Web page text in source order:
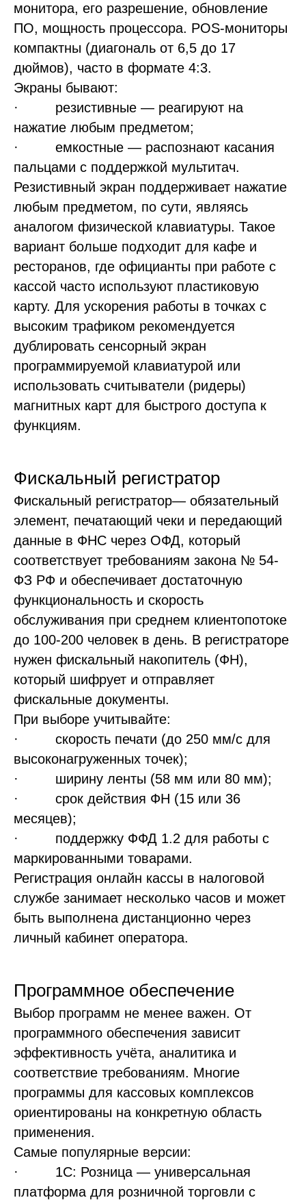
монитора, его разрешение, обновление
ПО, мощность процессора. POS-мониторы
компактны (диагональ от 6,5 до 17
дюймов), часто в формате 4:3.
Экраны бывают:
· резистивные — реагируют на
нажатие любым предметом;
· емкостные — распознают касания
пальцами с поддержкой мультитач.
Резистивный экран поддерживает нажатие
любым предметом, по сути, являясь
аналогом физической клавиатуры. Такое
вариант больше подходит для кафе и
ресторанов, где официанты при работе с
кассой часто используют пластиковую
карту. Для ускорения работы в точках с
высоким трафиком рекомендуется
дублировать сенсорный экран
программируемой клавиатурой или
использовать считыватели (ридеры)
магнитных карт для быстрого доступа к
функциям.
Фискальный регистратор
Фискальный регистратор— обязательный
элемент, печатающий чеки и передающий
данные в ФНС через ОФД, который
соответствует требованиям закона № 54-
ФЗ РФ и обеспечивает достаточную
функциональность и скорость
обслуживания при среднем клиентопотоке
до 100-200 человек в день. В регистраторе
нужен фискальный накопитель (ФН),
который шифрует и отправляет
фискальные документы.
При выборе учитывайте:
· скорость печати (до 250 мм/с для
высоконагруженных точек);
· ширину ленты (58 мм или 80 мм);
· срок действия ФН (15 или 36
месяцев);
· поддержку ФФД 1.2 для работы с
маркированными товарами.
Регистрация онлайн кассы в налоговой
службе занимает несколько часов и может
быть выполнена дистанционно через
личный кабинет оператора.
Программное обеспечение
Выбор программ не менее важен. От
программного обеспечения зависит
эффективность учёта, аналитика и
соответствие требованиям. Многие
программы для кассовых комплексов
ориентированы на конкретную область
применения.
Самые популярные версии:
· 1С: Розница — универсальная
платформа для розничной торговли с
109052, Москва,
ул. Подъемная, д. 12, стр. 1
+7 (929) 660-20-25
© Независимый Гостиничный Альянс, 2023
пн-пт, 9.00-19.00 мск
mail@openhospitality.org
Новости
Мероприятия
Статьи
Спикеры
Вакансии
О компании
Продажи
Бюджет доходов
Создание отдела продаж под ключ
Диагностика отдела продаж (аудит)
Скрипты бронирования
Разработка стандартов отдела продаж
Контроль качества звонков
Настройка тарифов
Анализ агрегаторов
Настройка агрегаторов
Пакет нормативных актов ОП
Подбор сотрудников в отдел продаж
Конкурентный анализ
Настройка позиционирования
Аутсорсинг маркетинга
NPS отеля
SMM в отеле
Геомаркетинг
Аудит маркетинга и продаж
Анализ клиентской базы (ABC)
Анализ АТС + схема звонков
Revenue (звонки)
Настройка CRM
Лидорубы
Реанимация КБ
Система непрерывного обучения
Индивидуальная консультация
Открытие отеля
Экономика, запуск, аудит
Классификация
Бизнес план /фин модель
Предпродажная упаковка
Оценка перед продажей
Согласие на получение рассылки
Политика конфиденциальности
Разработка сайта